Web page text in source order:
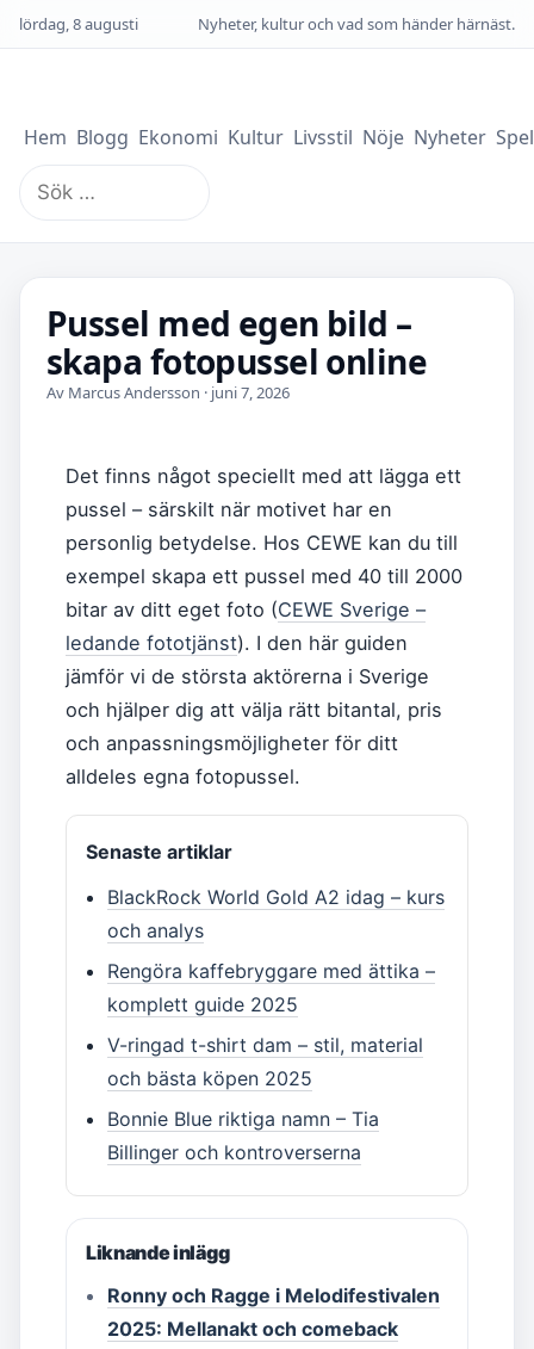
lördag, 8 augusti Nyheter, kultur och vad som händer härnäst.
Hem Blogg Ekonomi Kultur Livsstil Nöje Nyheter Spel
Sök
efter:
Pussel med egen bild –
skapa fotopussel online
Av Marcus Andersson · juni 7, 2026
Det finns något speciellt med att lägga ett
pussel – särskilt när motivet har en
personlig betydelse. Hos CEWE kan du till
exempel skapa ett pussel med 40 till 2000
bitar av ditt eget foto (CEWE Sverige –
ledande fototjänst). I den här guiden
jämför vi de största aktörerna i Sverige
och hjälper dig att välja rätt bitantal, pris
och anpassningsmöjligheter för ditt
alldeles egna fotopussel.
Senaste artiklar
BlackRock World Gold A2 idag – kurs
och analys
Rengöra kaffebryggare med ättika –
komplett guide 2025
V-ringad t-shirt dam – stil, material
och bästa köpen 2025
Bonnie Blue riktiga namn – Tia
Billinger och kontroverserna
Liknande inlägg
Ronny och Ragge i Melodifestivalen
2025: Mellanakt och comeback